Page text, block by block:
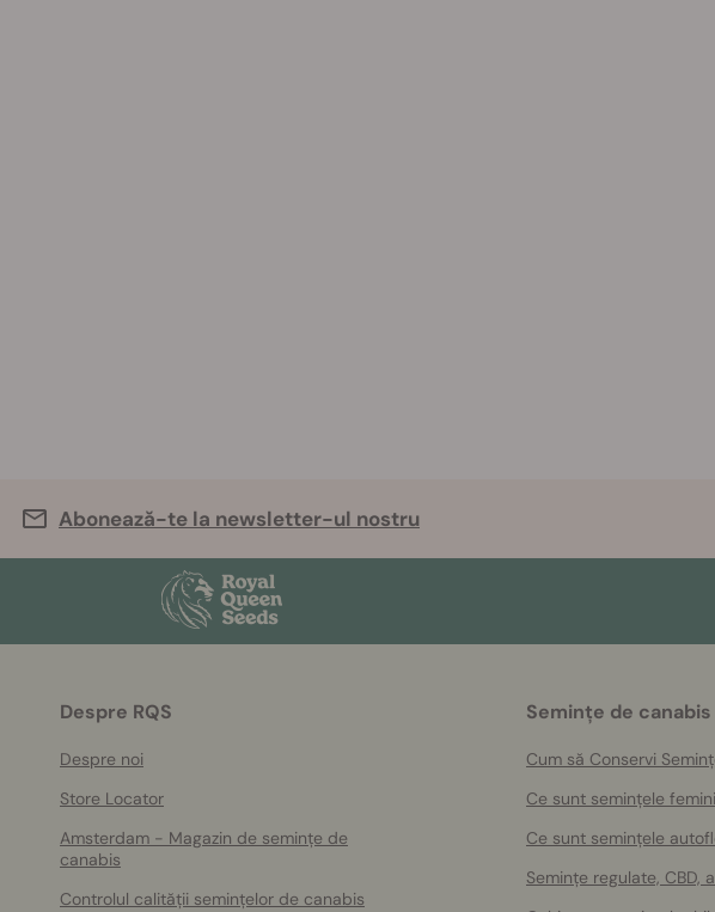
Abonează-te la newsletter-ul nostru
Despre RQS
Despre noi
Store Locator
Amsterdam - Magazin de semințe de
canabis
Controlul calității semințelor de canabis
Semințe de canabis
Cum să Conservi
Ce sunt semințele
Ce sunt semințele
Semințe regulate, CBD,